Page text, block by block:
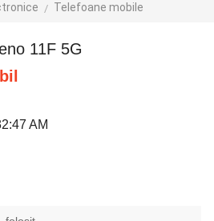
Telefoane mobile
11F 5G
AM